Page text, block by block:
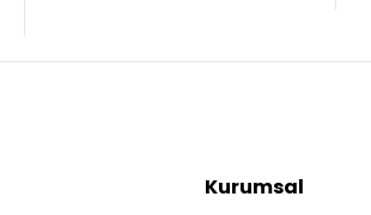
Kurumsal